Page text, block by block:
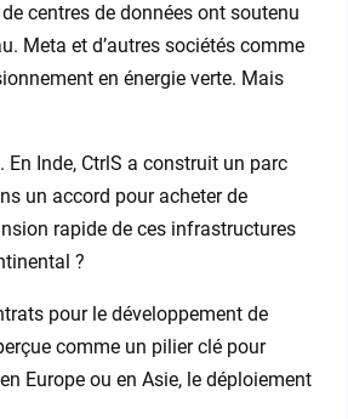
centres de données ont soutenu
Meta et d’autres sociétés comme
en énergie verte. Mais
Inde, CtrlS a construit un parc
un accord pour acheter de
rapide de ces infrastructures
?
pour le développement de
comme un pilier clé pour
Europe ou en Asie, le déploiement